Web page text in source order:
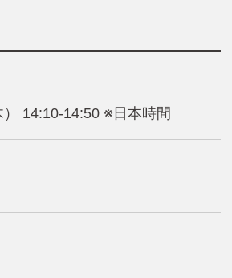
14:10-14:50 ※日本時間